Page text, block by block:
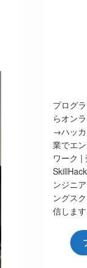
プログ
らオン
→ハッカ
業でエ
ワーク |
ンジニ
ングス
信します